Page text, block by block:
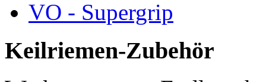
VO - Supergrip
Keilriemen-Zubehör